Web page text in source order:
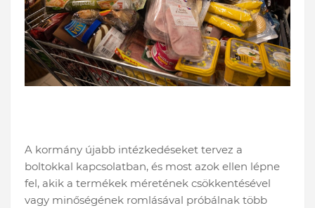
A kormány újabb intézkedéseket tervez a
boltokkal kapcsolatban, és most azok ellen lépne
fel, akik a termékek méretének csökkentésével
vagy minőségének romlásával próbálnak több